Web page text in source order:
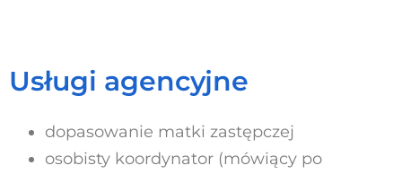
Usługi agencyjne
dopasowanie matki zastępczej
osobisty koordynator (mówiący po